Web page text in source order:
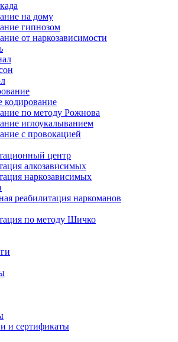
на дому
гипнозом
от наркозависимости
кодирование
по методу Рожнова
иглоукалыванием
с провокацией
центр
алкозависимых
наркозависимых
реабилитация наркоманов
по методу Шичко
и сертификаты